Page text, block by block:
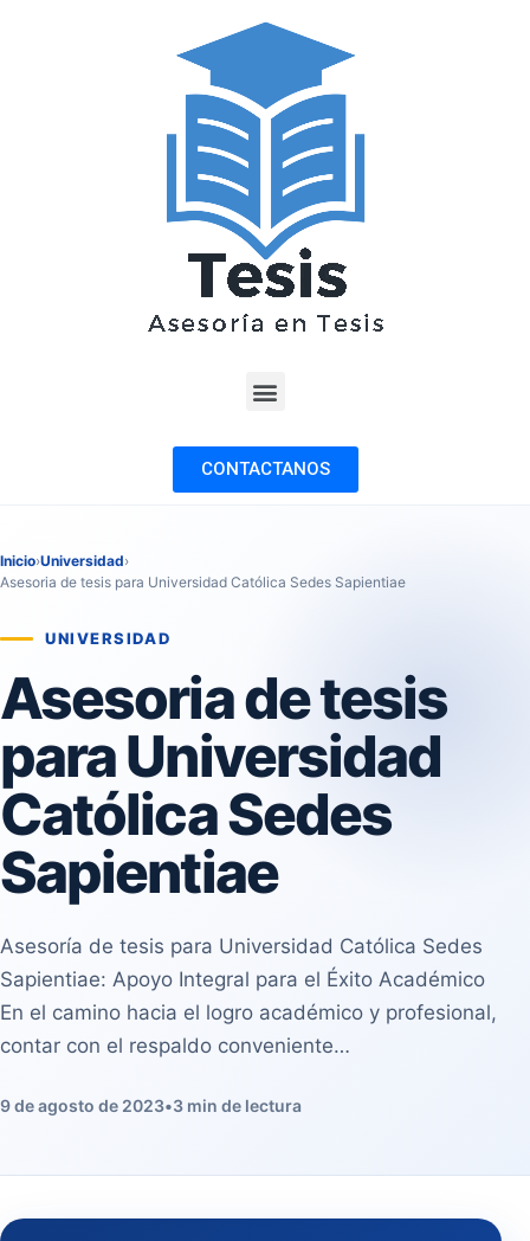
CONTACTANOS
Inicio›Universidad›
Asesoria de tesis para Universidad Católica Sedes Sapientiae
UNIVERSIDAD
Asesoria de tesis
para Universidad
Católica Sedes
Sapientiae
Asesoría de tesis para Universidad Católica Sedes
Sapientiae: Apoyo Integral para el Éxito Académico
En el camino hacia el logro académico y profesional,
contar con el respaldo conveniente…
9 de agosto de 2023•3 min de lectura